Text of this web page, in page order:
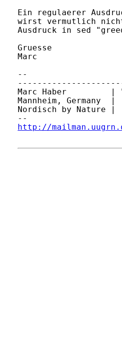
Ein regulaerer
wirst vermutlich
Ausdruck in sed
Gruesse
Marc
--
Marc Haber         |
Mannheim, Germany
Nordisch by Nature |
http://